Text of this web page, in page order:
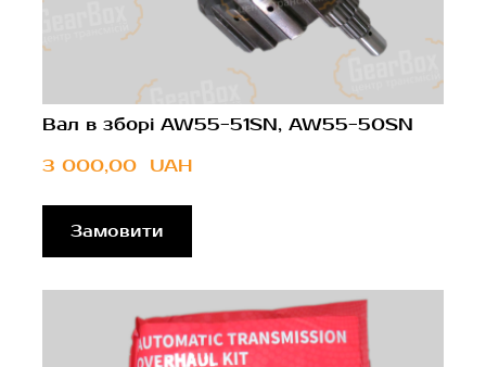
Вал в зборі AW55-51SN, AW55-50SN
3 000,00  UAH
Замовити